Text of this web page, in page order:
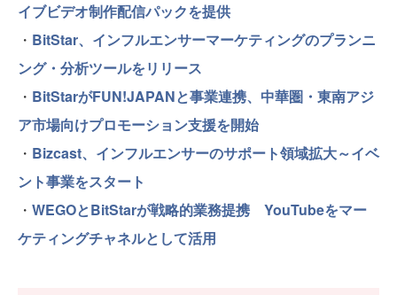
イブビデオ制作配信パックを提供
・ BitStar、インフルエンサーマーケティングのプランニ
ング・分析ツールをリリース
・ BitStarがFUN!JAPANと事業連携、中華圏・東南アジ
ア市場向けプロモーション支援を開始
・ Bizcast、インフルエンサーのサポート領域拡大～イベ
ント事業をスタート
・ WEGOとBitStarが戦略的業務提携 YouTubeをマー
ケティングチャネルとして活用